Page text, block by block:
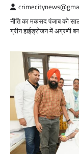
नीति का मकसद पंजाब को
ग्रीन हाईड्रोजन में अग्रणी